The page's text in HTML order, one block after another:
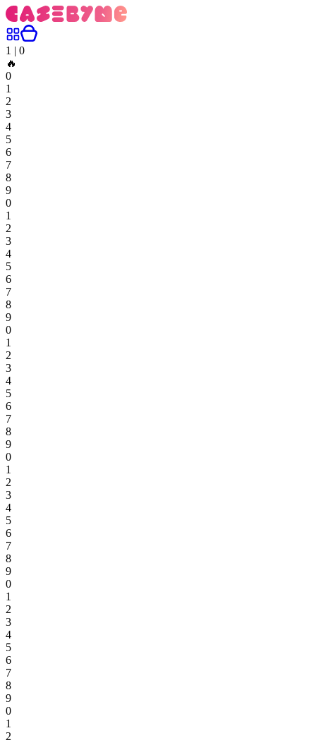
1 | 0
🔥
0
1
2
3
4
5
6
7
8
9
0
1
2
3
4
5
6
7
8
9
0
1
2
3
4
5
6
7
8
9
0
1
2
3
4
5
6
7
8
9
0
1
2
3
4
5
6
7
8
9
0
1
2